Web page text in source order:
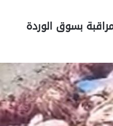
بسوق الوردة